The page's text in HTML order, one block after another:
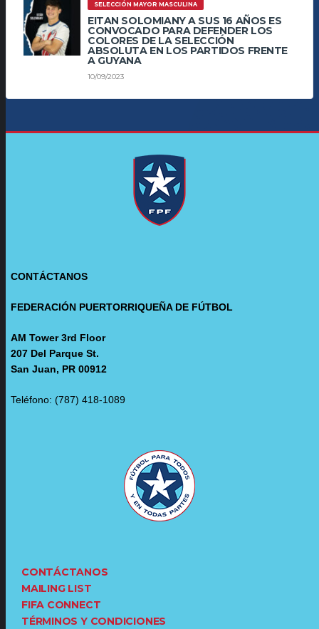
SELECCIÓN MAYOR MASCULINA
EITAN SOLOMIANY A SUS 16 AÑOS ES
CONVOCADO PARA DEFENDER LOS
COLORES DE LA SELECCIÓN
ABSOLUTA EN LOS PARTIDOS FRENTE
A GUYANA
10/09/2023
CONTÁCTANOS
FEDERACIÓN PUERTORRIQUEÑA DE FÚTBOL
AM Tower 3rd Floor
207 Del Parque St.
San Juan, PR 00912
Teléfono: (787) 418-1089
CONTÁCTANOS
MAILING LIST
FIFA CONNECT
TÉRMINOS Y CONDICIONES